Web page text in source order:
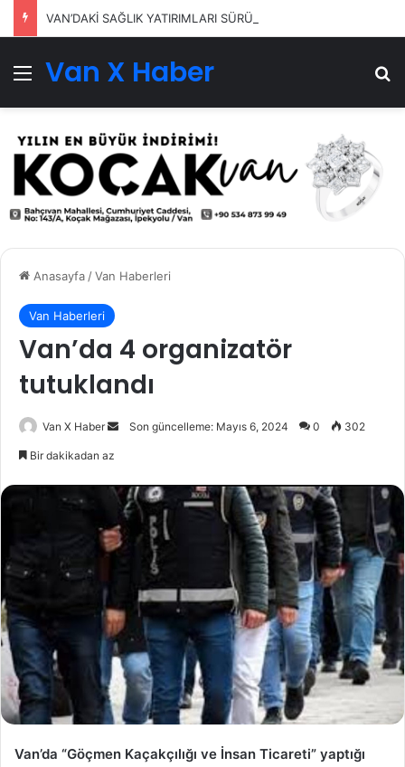
VAN’DAKİ SAĞLIK YATIRIMLARI SÜRÜYOR
Menü
Van X Haber
Anasayfa/Van Haberleri
Van Haberleri
Van’da 4 organizatör
tutuklandı
Van X Haber
Bir
göndermek
Son güncelleme: Mayıs 6, 2024 0 302
Bir dakikadan az
Van’da “Göçmen Kaçakçılığı ve İnsan Ticareti” yaptığı